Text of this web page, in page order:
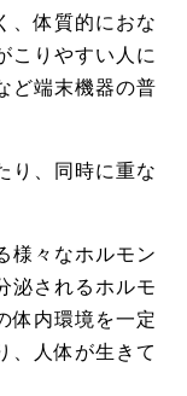
、体質的におな
こりやすい人に
ど端末機器の普
り、同時に重な
様々なホルモン
泌されるホルモ
体内環境を一定
、人体が生きて